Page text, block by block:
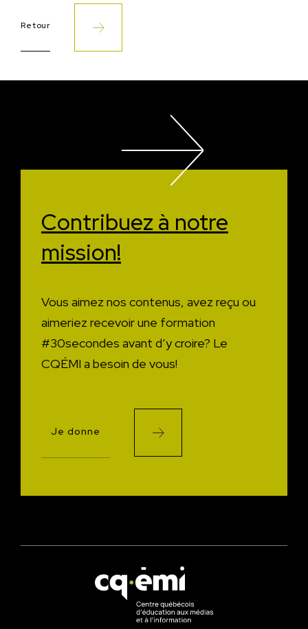
Retour
Contribuez à notre
mission!
Vous aimez nos contenus, avez reçu ou
aimeriez recevoir une formation
#30secondes avant d’y croire? Le
CQÉMI a besoin de vous!
Je donne